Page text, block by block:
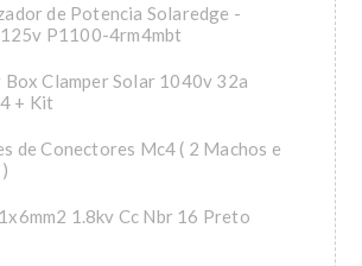
de Potencia Solaredge -
P1100-4rm4mbt
Box Clamper Solar 1040v 32a
+ Kit
de Conectores Mc4 ( 2 Machos e
1.8kv Cc Nbr 16 Preto